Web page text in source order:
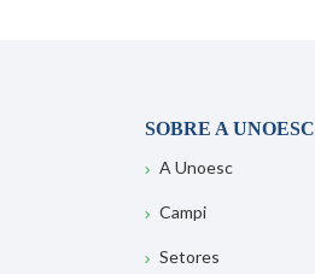
SOBRE A UNOESC
A Unoesc
Campi
Setores